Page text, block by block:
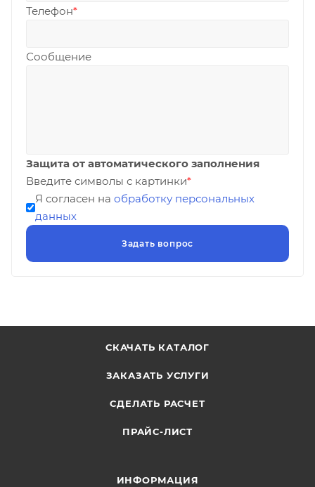
Телефон*
Сообщение
Защита от автоматического заполнения
Введите символы с картинки*
Я согласен на обработку персональных
данных
СКАЧАТЬ КАТАЛОГ
ЗАКАЗАТЬ УСЛУГИ
СДЕЛАТЬ РАСЧЕТ
ПРАЙС-ЛИСТ
ИНФОРМАЦИЯ